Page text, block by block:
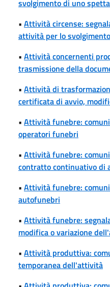
svolgimento di uno
• Attività circense:
attività per lo
• Attività concernenti
trasmissione della
• Attività di
certificata di avvio,
• Attività funebre:
operatori funebri
• Attività funebre:
contratto continuativo di
• Attività funebre:
autofunebri
• Attività funebre:
modifica o variazione
• Attività produttiva:
temporanea dell'attività